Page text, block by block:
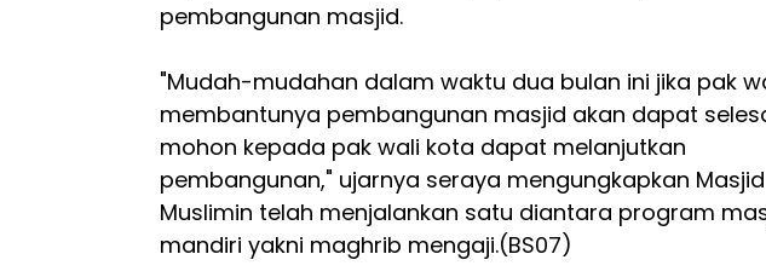
pembangunan masjid.
"Mudah-mudahan dalam waktu dua bulan ini jika pak
membantunya pembangunan masjid akan dapat
mohon kepada pak wali kota dapat melanjutkan
pembangunan," ujarnya seraya mengungkapkan Masjid
Muslimin telah menjalankan satu diantara program
mandiri yakni maghrib mengaji.(BS07)